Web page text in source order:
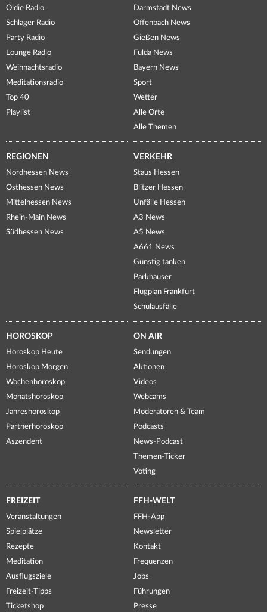
Oldie Radio
Schlager Radio
Party Radio
Lounge Radio
Weihnachtsradio
Meditationsradio
Top 40
Playlist
Darmstadt News
Offenbach News
Gießen News
Fulda News
Bayern News
Sport
Wetter
Alle Orte
Alle Themen
REGIONEN
Nordhessen News
Osthessen News
Mittelhessen News
Rhein-Main News
Südhessen News
VERKEHR
Staus Hessen
Blitzer Hessen
Unfälle Hessen
A3 News
A5 News
A661 News
Günstig tanken
Parkhäuser
Flugplan Frankfurt
Schulausfälle
HOROSKOP
Horoskop Heute
Horoskop Morgen
Wochenhoroskop
Monatshoroskop
Jahreshoroskop
Partnerhoroskop
Aszendent
ON AIR
Sendungen
Aktionen
Videos
Webcams
Moderatoren & Team
Podcasts
News-Podcast
Themen-Ticker
Voting
FREIZEIT
Veranstaltungen
Spielplätze
Rezepte
Meditation
Ausflugsziele
Freizeit-Tipps
Ticketshop
FFH-WELT
FFH-App
Newsletter
Kontakt
Frequenzen
Jobs
Führungen
Presse